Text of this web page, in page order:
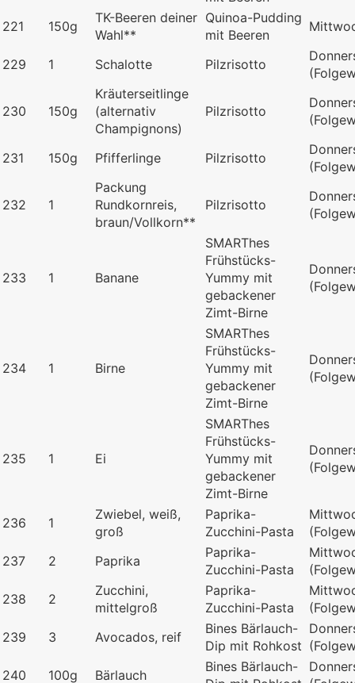
221 150g
TK-Beeren deiner
Wahl**
Quinoa-Pudding
mit Beeren
229 1 Schalotte Pilzrisotto
230 150g
Kräuterseitlinge
(alternativ
Champignons)
Pilzrisotto
231 150g Pfifferlinge Pilzrisotto
232 1
Packung
Rundkornreis,
braun/Vollkorn**
Pilzrisotto
233 1 Banane
SMARThes
Frühstücks-
Yummy mit
gebackener
Zimt-Birne
234 1 Birne
SMARThes
Frühstücks-
Yummy mit
gebackener
Zimt-Birne
235 1 Ei
SMARThes
Frühstücks-
Yummy mit
gebackener
Zimt-Birne
236 1
Zwiebel, weiß,
groß
Paprika-
Zucchini-Pasta
237
2 Paprika
Paprika-
Zucchini-Pasta
238
2
Zucchini,
mittelgroß
Paprika-
Zucchini-Pasta
239
3 Avocados, reif
Bines Bärlauch-
Dip mit Rohkost
240
100g Bärlauch
Bines Bärlauch-